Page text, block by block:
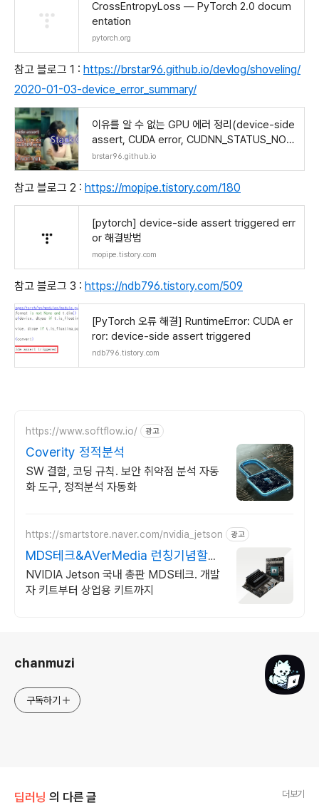
CrossEntropyLoss — PyTorch 2.0 docum
entation
pytorch.org
참고 블로그 1 : https://brstar96.github.io/devlog/shoveling/
2020-01-03-device_error_summary/
이유를 알 수 없는 GPU 에러 정리(device-side
assert, CUDA error, CUDNN_STATUS_NOT
_INITIALIZED 등등…)
brstar96.github.io
참고 블로그 2 : https://mopipe.tistory.com/180
[pytorch] device-side assert triggered err
or 해결방법
mopipe.tistory.com
참고 블로그 3 : https://ndb796.tistory.com/509
[PyTorch 오류 해결] RuntimeError: CUDA er
ror: device-side assert triggered
ndb796.tistory.com
https://www.softflow.io/ 광고
Coverity 정적분석
SW 결함, 코딩 규칙. 보안 취약점 분석 자동
화 도구, 정적분석 자동화
https://smartstore.naver.com/nvidia_jetson 광고
MDS테크&AVerMedia 런칭기념할인
이벤트
NVIDIA Jetson 국내 총판 MDS테크. 개발
자 키트부터 상업용 키트까지
chanmuzi
구독하기
딥러닝 의 다른 글 더보기